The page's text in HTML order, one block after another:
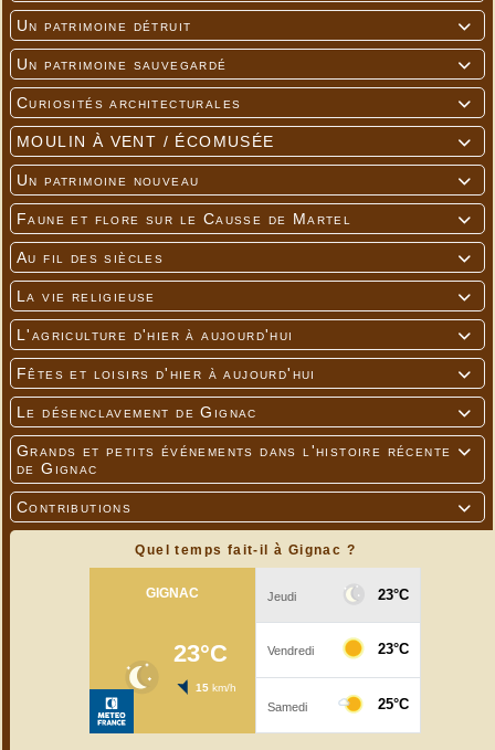

Un patrimoine détruit

Un patrimoine sauvegardé

Curiosités architecturales

MOULIN À VENT / ÉCOMUSÉE

Un patrimoine nouveau

Faune et flore sur le Causse de Martel

Au fil des siècles

La vie religieuse

L'agriculture d'hier à aujourd'hui

Fêtes et loisirs d'hier à aujourd'hui

Le désenclavement de Gignac

Grands et petits événements dans l'histoire récente
de Gignac

Contributions
Quel temps fait-il à Gignac ?